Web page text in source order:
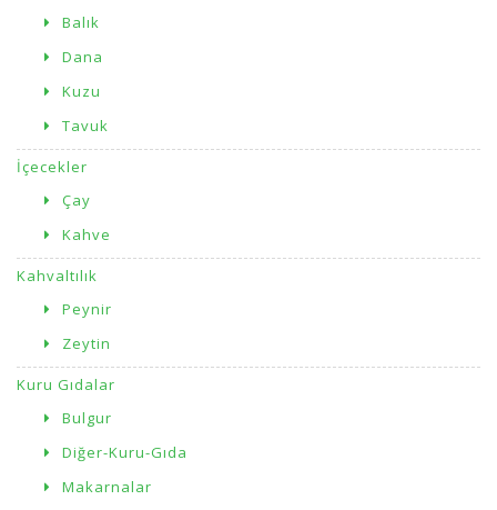
Balık
Dana
Kuzu
Tavuk
İçecekler
Çay
Kahve
Kahvaltılık
Peynir
Zeytin
Kuru Gıdalar
Bulgur
Diğer-Kuru-Gıda
Makarnalar